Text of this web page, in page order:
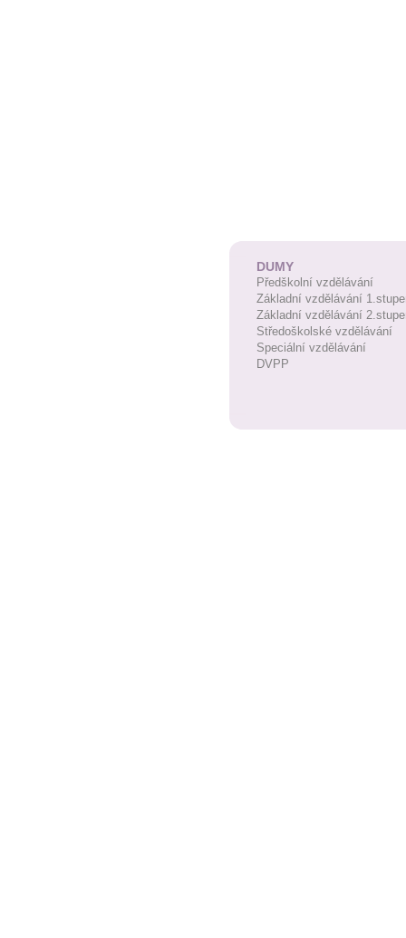
DUMY
Předškolní vzdělávání
Základní vzdělávání
Základní vzdělávání
Středoškolské vzdělávání
Speciální vzdělávání
DVPP